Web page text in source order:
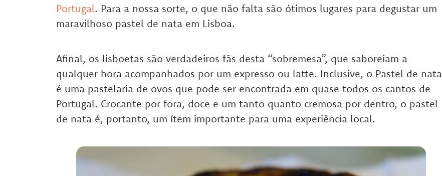
Portugal. Para a nossa sorte, o que não falta são ótimos lugares para degustar um
maravilhoso pastel de nata em Lisboa.
Afinal, os lisboetas são verdadeiros fãs desta “sobremesa”, que saboreiam a
qualquer hora acompanhados por um expresso ou latte. Inclusive, o Pastel de nata
é uma pastelaria de ovos que pode ser encontrada em quase todos os cantos de
Portugal. Crocante por fora, doce e um tanto quanto cremosa por dentro, o pastel
de nata é, portanto, um ítem importante para uma experiência local.